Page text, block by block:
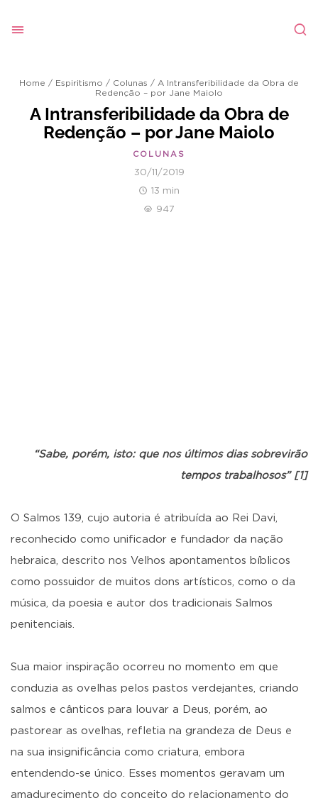
Home / Espiritismo / Colunas / A Intransferibilidade da Obra de
Redenção – por Jane Maiolo
A Intransferibilidade da Obra de
Redenção – por Jane Maiolo
COLUNAS
30/11/2019
13 min
947
“Sabe, porém, isto: que nos últimos dias sobrevirão
tempos trabalhosos” [1]
O Salmos 139, cujo autoria é atribuída ao Rei Davi,
reconhecido como unificador e fundador da nação
hebraica, descrito nos Velhos apontamentos bíblicos
como possuidor de muitos dons artísticos, como o da
música, da poesia e autor dos tradicionais Salmos
penitenciais.
Sua maior inspiração ocorreu no momento em que
conduzia as ovelhas pelos pastos verdejantes, criando
salmos e cânticos para louvar a Deus, porém, ao
pastorear as ovelhas, refletia na grandeza de Deus e
na sua insignificância como criatura, embora
entendendo-se único. Esses momentos geravam um
amadurecimento do conceito do relacionamento do